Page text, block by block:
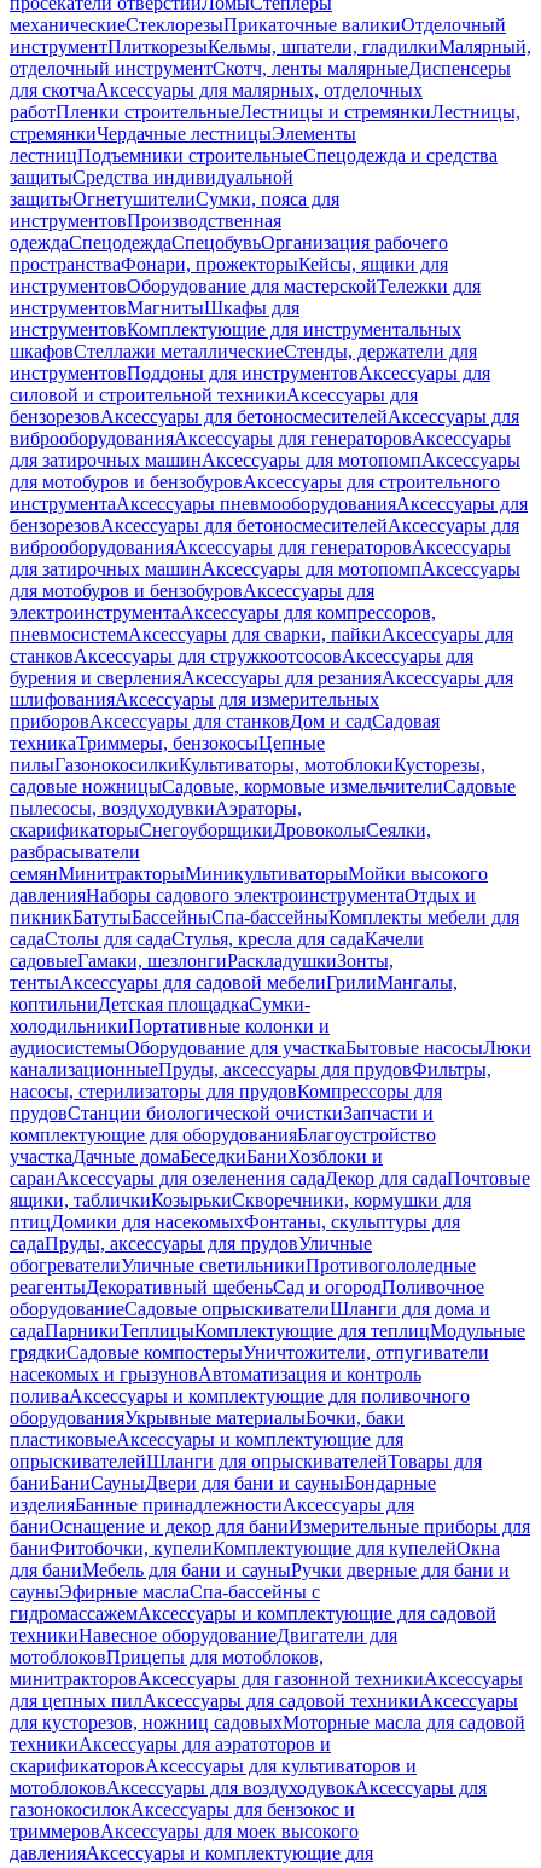
механическиеСтеклорезыПрикаточные валикиОтделочный
инструментПлиткорезыКельмы, шпатели, гладилкиМалярный,
отделочный инструментСкотч, ленты малярныеДиспенсеры
для скотчаАксессуары для малярных, отделочных
работПленки строительныеЛестницы и стремянкиЛестницы,
стремянкиЧердачные лестницыЭлементы
лестницПодъемники строительныеСпецодежда и средства
защитыСредства индивидуальной
защитыОгнетушителиСумки, пояса для
инструментовПроизводственная
одеждаСпецодеждаСпецобувьОрганизация рабочего
пространстваФонари, прожекторыКейсы, ящики для
инструментовОборудование для мастерскойТележки для
инструментовМагнитыШкафы для
инструментовКомплектующие для инструментальных
шкафовСтеллажи металлическиеСтенды, держатели для
инструментовПоддоны для инструментовАксессуары для
силовой и строительной техникиАксессуары для
бензорезовАксессуары для бетоносмесителейАксессуары для
виброоборудованияАксессуары для генераторовАксессуары
для затирочных машинАксессуары для мотопомпАксессуары
для мотобуров и бензобуровАксессуары для строительного
инструментаАксессуары пневмооборудованияАксессуары для
бензорезовАксессуары для бетоносмесителейАксессуары для
виброоборудованияАксессуары для генераторовАксессуары
для затирочных машинАксессуары для мотопомпАксессуары
для мотобуров и бензобуровАксессуары для
электроинструментаАксессуары для компрессоров,
пневмосистемАксессуары для сварки, пайкиАксессуары для
станковАксессуары для стружкоотсосовАксессуары для
бурения и сверленияАксессуары для резанияАксессуары для
шлифованияАксессуары для измерительных
приборовАксессуары для станковДом и садСадовая
техникаТриммеры, бензокосыЦепные
пилыГазонокосилкиКультиваторы, мотоблокиКусторезы,
садовые ножницыСадовые, кормовые измельчителиСадовые
пылесосы, воздуходувкиАэраторы,
скарификаторыСнегоуборщикиДровоколыСеялки,
разбрасыватели
семянМинитракторыМиникультиваторыМойки высокого
давленияНаборы садового электроинструментаОтдых и
пикникБатутыБассейныСпа-бассейныКомплекты мебели для
садаСтолы для садаСтулья, кресла для садаКачели
садовыеГамаки, шезлонгиРаскладушкиЗонты,
тентыАксессуары для садовой мебелиГрилиМангалы,
коптильниДетская площадкаСумки-
холодильникиПортативные колонки и
аудиосистемыОборудование для участкаБытовые насосыЛюки
канализационныеПруды, аксессуары для прудовФильтры,
насосы, стерилизаторы для прудовКомпрессоры для
прудовСтанции биологической очисткиЗапчасти и
комплектующие для оборудованияБлагоустройство
участкаДачные домаБеседкиБаниХозблоки и
сараиАксессуары для озеленения садаДекор для садаПочтовые
ящики, табличкиКозырькиСкворечники, кормушки для
птицДомики для насекомыхФонтаны, скульптуры для
садаПруды, аксессуары для прудовУличные
обогревателиУличные светильникиПротивогололедные
реагентыДекоративный щебеньСад и огородПоливочное
оборудованиеСадовые опрыскивателиШланги для дома и
садаПарникиТеплицыКомплектующие для теплицМодульные
грядкиСадовые компостерыУничтожители, отпугиватели
насекомых и грызуновАвтоматизация и контроль
поливаАксессуары и комплектующие для поливочного
оборудованияУкрывные материалыБочки, баки
пластиковыеАксессуары и комплектующие для
опрыскивателейШланги для опрыскивателейТовары для
баниБаниСауныДвери для бани и сауныБондарные
изделияБанные принадлежностиАксессуары для
баниОснащение и декор для баниИзмерительные приборы для
баниФитобочки, купелиКомплектующие для купелейОкна
для баниМебель для бани и сауныРучки дверные для бани и
сауныЭфирные маслаСпа-бассейны с
гидромассажемАксессуары и комплектующие для садовой
техникиНавесное оборудованиеДвигатели для
мотоблоковПрицепы для мотоблоков,
минитракторовАксессуары для газонной техникиАксессуары
для цепных пилАксессуары для садовой техникиАксессуары
для кусторезов, ножниц садовыхМоторные масла для садовой
техникиАксессуары для аэратоторов и
скарификаторовАксессуары для культиваторов и
мотоблоковАксессуары для воздуходувокАксессуары для
газонокосилокАксессуары для бензокос и
триммеровАксессуары для моек высокого
давленияАксессуары и комплектующие для